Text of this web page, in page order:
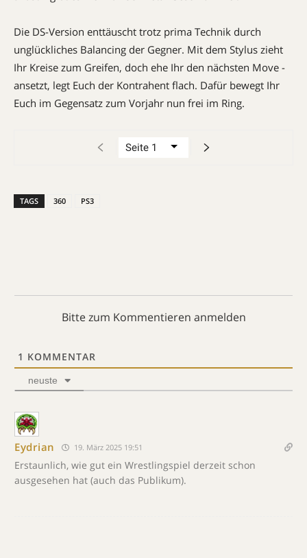
Die DS-Version enttäuscht trotz prima Technik durch
unglückliches Balancing der Gegner. Mit dem ­Stylus zieht
Ihr Kreise zum Greifen, doch ehe Ihr den nächsten Move ­
ansetzt, legt Euch der Kontrahent flach. Dafür bewegt Ihr
Euch im Gegensatz zum Vorjahr nun frei im Ring.
TAGS 360 PS3
Bitte zum Kommentieren anmelden
1 KOMMENTAR
neuste
Eydrian 19. März 2025 19:51
Erstaunlich, wie gut ein Wrestlingspiel derzeit schon
ausgesehen hat (auch das Publikum).